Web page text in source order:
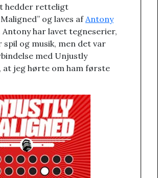
hedder retteligt
og laves afAntony
Antony har lavet tegneserier,
spil og musik, men det var
med Unjustly
at jeg hørte om ham første